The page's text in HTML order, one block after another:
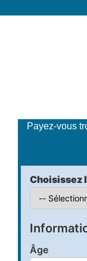
Payez-vous
Choisissez
Âge